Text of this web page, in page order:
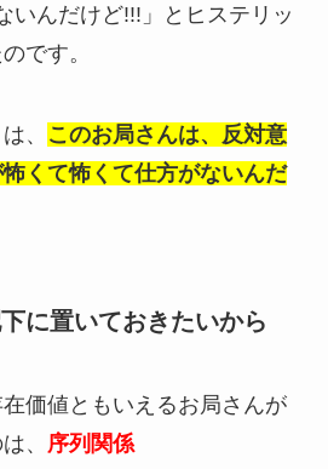
いんだけど!!!」とヒステリッ
です。
、
このお局さんは、反対意
くて怖くて仕方がないんだ
に置いておきたいから
価値ともいえるお局さんが
、 序列関係